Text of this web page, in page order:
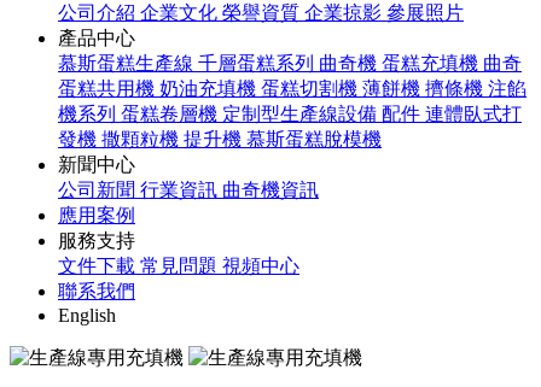
公司介紹 企業文化 榮譽資質 企業掠影 參展照片
產品中心
慕斯蛋糕生產線 千層蛋糕系列 曲奇機 蛋糕充填機 曲奇
蛋糕共用機 奶油充填機 蛋糕切割機 薄餅機 擠條機 注餡
機系列 蛋糕卷層機 定制型生產線設備 配件 連體臥式打
發機 撒顆粒機 提升機 慕斯蛋糕脫模機
新聞中心
公司新聞 行業資訊 曲奇機資訊
應用案例
服務支持
文件下載 常見問題 視頻中心
聯系我們
English